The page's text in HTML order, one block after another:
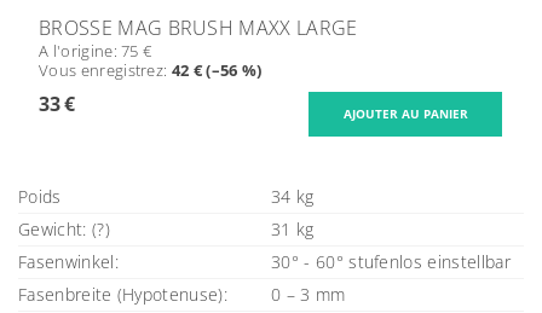
BROSSE MAG BRUSH MAXX LARGE
A l'origine:75 €
Vous enregistrez: 42 € (–56 %)
33 €
Poids
34 kg
Gewicht: (?)
31 kg
Fasenwinkel:
30° - 60° stufenlos einstellbar
Fasenbreite (Hypotenuse):
0 – 3 mm